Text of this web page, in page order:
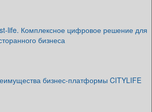
life. Комплексное цифровое решение для
бизнеса
бизнес-платформы CITYLIFE